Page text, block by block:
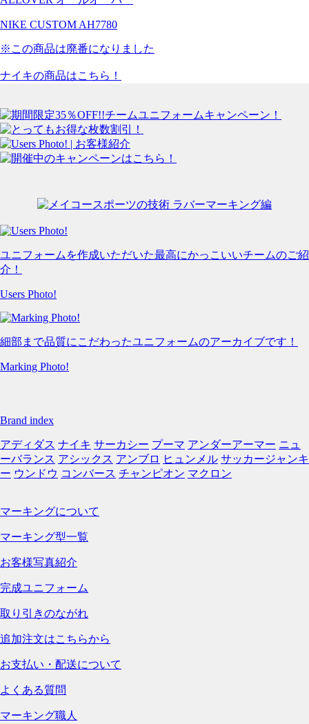
NIKE CUSTOM AH7780
※この商品は廃番になりました
ナイキの商品はこちら！
ユニフォームを作成いただいた最高にかっこいいチームのご紹
介！
Users Photo!
細部まで品質にこだわったユニフォームのアーカイブです！
Marking Photo!
Brand index
アディダス ナイキ サーカシー プーマ アンダーアーマー ニュ
ーバランス アシックス アンブロ ヒュンメル サッカージャンキ
ー ウンドウ コンバース チャンピオン マクロン
マーキングについて
マーキング型一覧
お客様写真紹介
完成ユニフォーム
取り引きのながれ
追加注文はこちらから
お支払い・配送について
よくある質問
マーキング職人